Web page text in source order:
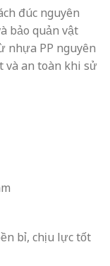
đúc nguyên
bảo quản vật
nhựa PP nguyên
và an toàn khi sử
bỉ, chịu lực tốt